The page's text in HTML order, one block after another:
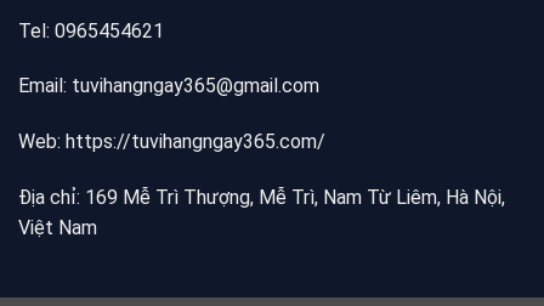
Tel: 0965454621
Email: tuvihangngay365@gmail.com
Web: https://tuvihangngay365.com/
Địa chỉ: 169 Mễ Trì Thượng, Mễ Trì, Nam Từ Liêm, Hà Nội,
Việt Nam